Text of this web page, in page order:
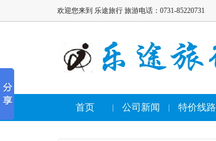
欢迎您来到 乐途旅行 旅游电话：0731-85220731
首页 公司新闻 特价线路